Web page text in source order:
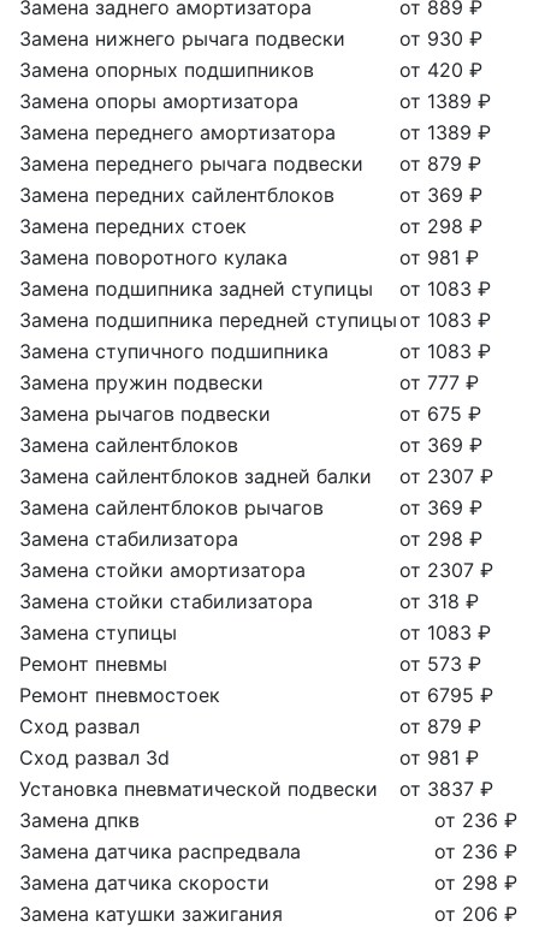
Замена заднего амортизатора
от 889 ₽
Замена нижнего рычага подвески
от 930 ₽
Замена опорных подшипников
от 420 ₽
Замена опоры амортизатора
от 1389 ₽
Замена переднего амортизатора
от 1389 ₽
Замена переднего рычага подвески
от 879 ₽
Замена передних сайлентблоков
от 369 ₽
Замена передних стоек
от 298 ₽
Замена поворотного кулака
от 981 ₽
Замена подшипника задней ступицы
от 1083 ₽
Замена подшипника передней ступицыот 1083 ₽
Замена ступичного подшипника
от 1083 ₽
Замена пружин подвески
от 777 ₽
Замена рычагов подвески
от 675 ₽
Замена сайлентблоков
от 369 ₽
Замена сайлентблоков задней балки
от 2307 ₽
Замена сайлентблоков рычагов
от 369 ₽
Замена стабилизатора
от 298 ₽
Замена стойки амортизатора
от 2307 ₽
Замена стойки стабилизатора
от 318 ₽
Замена ступицы
от 1083 ₽
Ремонт пневмы
от 573 ₽
Ремонт пневмостоек
от 6795 ₽
Сход развал
от 879 ₽
Сход развал 3d
от 981 ₽
Установка пневматической подвески
от 3837 ₽
Замена дпкв
от 236 ₽
Замена датчика распредвала
от 236 ₽
Замена датчика скорости
от 298 ₽
Замена катушки зажигания
от 206 ₽